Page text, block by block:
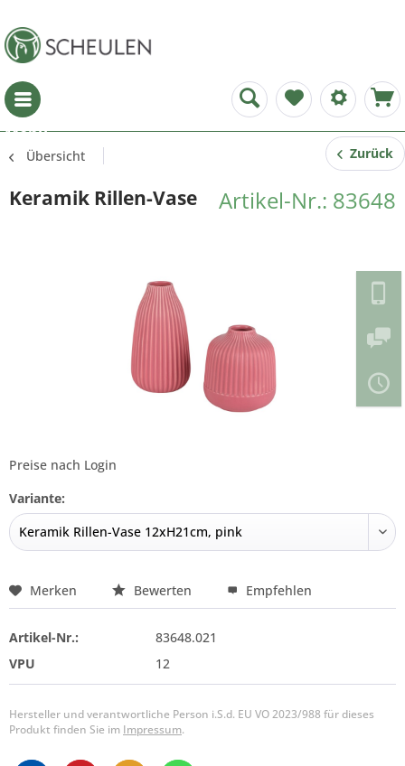
Menü
Übersicht Zurück
Artikel-Nr.: 83648
Keramik Rillen-Vase
Preise nach Login
Variante:
Merken Bewerten Empfehlen
Artikel-Nr.:
83648.021
VPU
12
Hersteller und verantwortliche Person i.S.d. EU VO 2023/988 für dieses
Produkt finden Sie im Impressum.